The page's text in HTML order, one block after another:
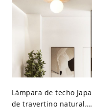
110 A 120 V 12,7 cm
Nuez
Lámpara de techo
de travertino natural,